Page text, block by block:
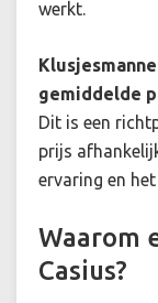
werkt.
gemiddelde
Dit is een
prijs
ervaring en
Waarom
Casius?